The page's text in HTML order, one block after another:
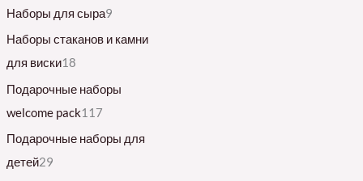
Наборы для сыра9
Наборы стаканов и камни
для виски18
Подарочные наборы
welcome pack117
Подарочные наборы для
детей29